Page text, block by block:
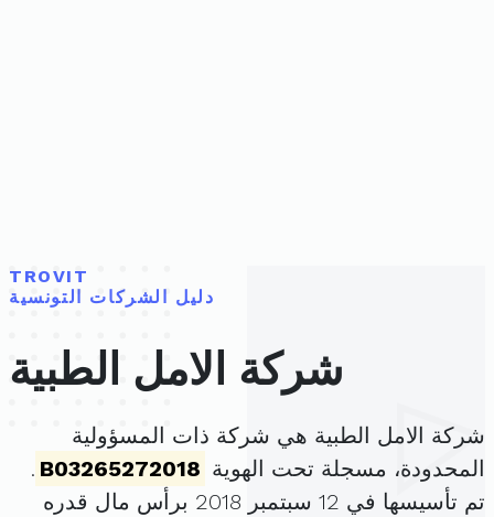
TROVIT
دليل الشركات التونسية
شركة الامل الطبية
شركة الامل الطبية هي شركة ذات المسؤولية
المحدودة، مسجلة تحت الهوية B03265272018
.
تم تأسيسها في 12 سبتمبر 2018 برأس مال قدره